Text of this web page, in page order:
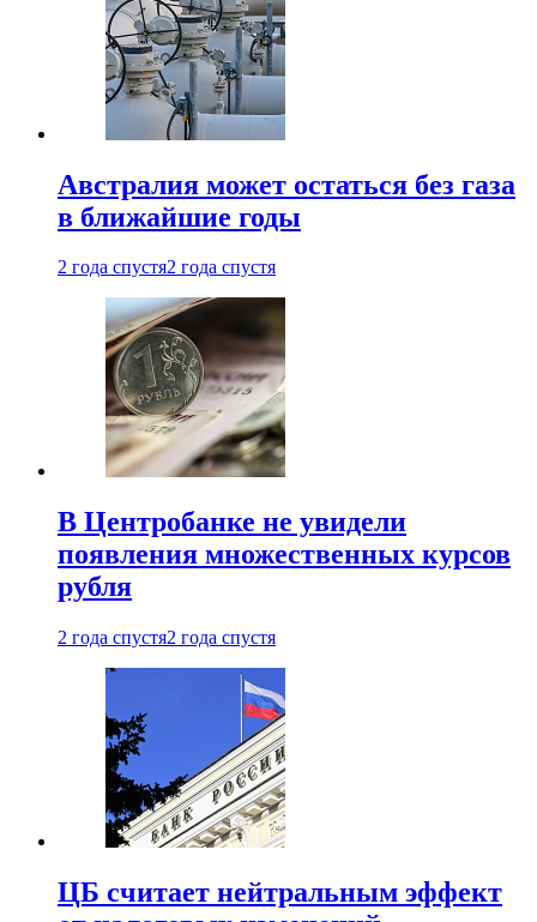
Австралия может остаться без газа
в ближайшие годы
2 года спустя2 года спустя
В Центробанке не увидели
появления множественных курсов
рубля
2 года спустя2 года спустя
ЦБ считает нейтральным эффект